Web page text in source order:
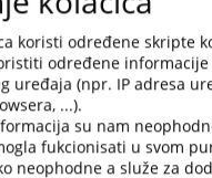
081 – Prekršajna
253 – Šef odsjeka
234 - Odsjek registra
koristi određene skripte
određene informacije
uređaja (npr. IP adresa
...).
su nam
fukcionisati u svom
neophodne a služe za